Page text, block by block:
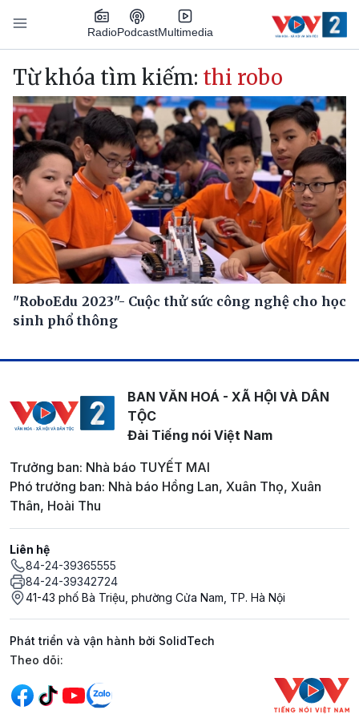
Nhảy đến nội dung
RadioPodcastMultimedia
Main navigation
Từ khóa tìm kiếm: thi robo
"RoboEdu 2023"- Cuộc thử sức công nghệ cho học
sinh phổ thông
BAN VĂN HOÁ - XÃ HỘI VÀ DÂN
TỘC
Đài Tiếng nói Việt Nam
Trưởng ban: Nhà báo TUYẾT MAI
Phó trưởng ban: Nhà báo Hồng Lan, Xuân Thọ, Xuân
Thân, Hoài Thu
Liên hệ
84-24-39365555
84-24-39342724
41-43 phố Bà Triệu, phường Cửa Nam, TP. Hà Nội
Phát triển và vận hành bởi SolidTech
Mạng xã hội
Theo dõi: